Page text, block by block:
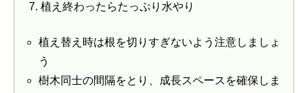
植え終わったらたっぷり水やり
植え替え時は根を切りすぎないよう注意しましょ
う
樹木同士の間隔をとり、成長スペースを確保しま